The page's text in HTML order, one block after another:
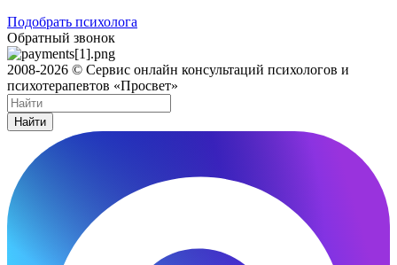
Подобрать психолога
Обратный звонок
2008-2026 © Сервис онлайн консультаций психологов и
психотерапевтов «Просвет»
Найти